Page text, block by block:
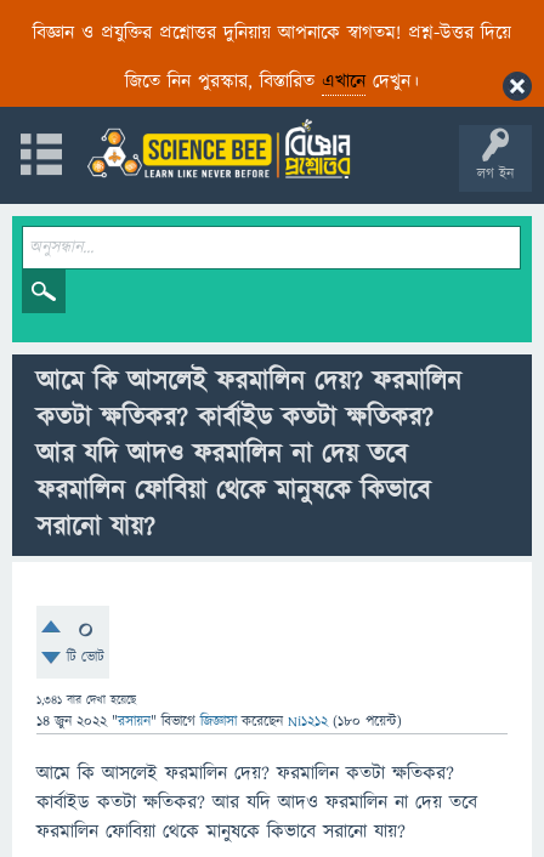
বিজ্ঞান ও প্রযুক্তির প্রশ্নোত্তর দুনিয়ায় আপনাকে স্বাগতম! প্রশ্ন-উত্তর দিয়ে
জিতে নিন পুরস্কার, বিস্তারিত এখানেদেখুন।
লগ ইন
আমে কি আসলেই ফরমালিন দেয়? ফরমালিন
কতটা ক্ষতিকর? কার্বাইড কতটা ক্ষতিকর?
আর যদি আদও ফরমালিন না দেয় তবে
ফরমালিন ফোবিয়া থেকে মানুষকে কিভাবে
সরানো যায়?
0
টি ভোট
1,341 বার দেখা হয়েছে
14 জুন 2022 "রসায়ন" বিভাগে জিজ্ঞাসাকরেছেনNi1212 (180 পয়েন্ট)
আমে কি আসলেই ফরমালিন দেয়? ফরমালিন কতটা ক্ষতিকর?
কার্বাইড কতটা ক্ষতিকর? আর যদি আদও ফরমালিন না দেয় তবে
ফরমালিন ফোবিয়া থেকে মানুষকে কিভাবে সরানো যায়?